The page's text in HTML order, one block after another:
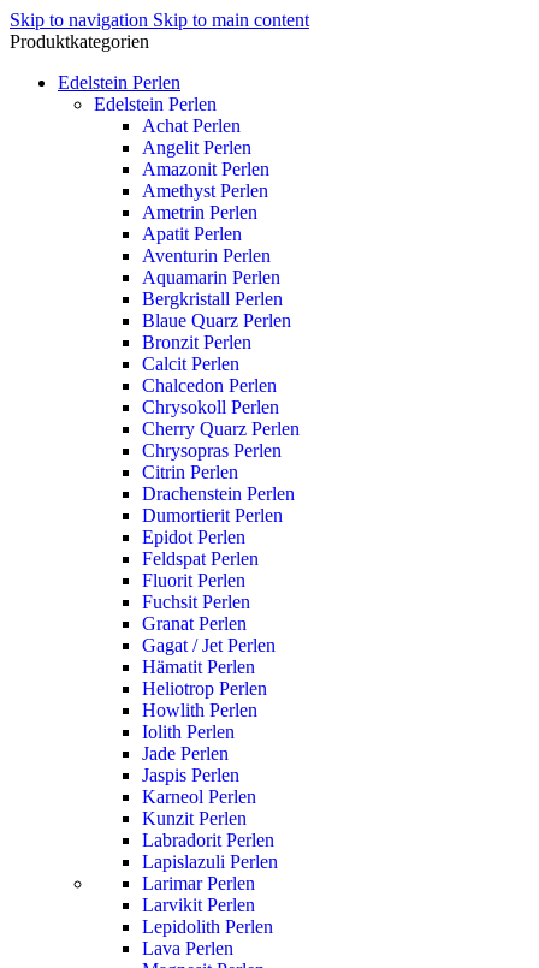
Skip to navigation Skip to main content
Produktkategorien
Edelstein Perlen
Edelstein Perlen
Achat Perlen
Angelit Perlen
Amazonit Perlen
Amethyst Perlen
Ametrin Perlen
Apatit Perlen
Aventurin Perlen
Aquamarin Perlen
Bergkristall Perlen
Blaue Quarz Perlen
Bronzit Perlen
Calcit Perlen
Chalcedon Perlen
Chrysokoll Perlen
Cherry Quarz Perlen
Chrysopras Perlen
Citrin Perlen
Drachenstein Perlen
Dumortierit Perlen
Epidot Perlen
Feldspat Perlen
Fluorit Perlen
Fuchsit Perlen
Granat Perlen
Gagat / Jet Perlen
Hämatit Perlen
Heliotrop Perlen
Howlith Perlen
Iolith Perlen
Jade Perlen
Jaspis Perlen
Karneol Perlen
Kunzit Perlen
Labradorit Perlen
Lapislazuli Perlen
Larimar Perlen
Larvikit Perlen
Lepidolith Perlen
Lava Perlen